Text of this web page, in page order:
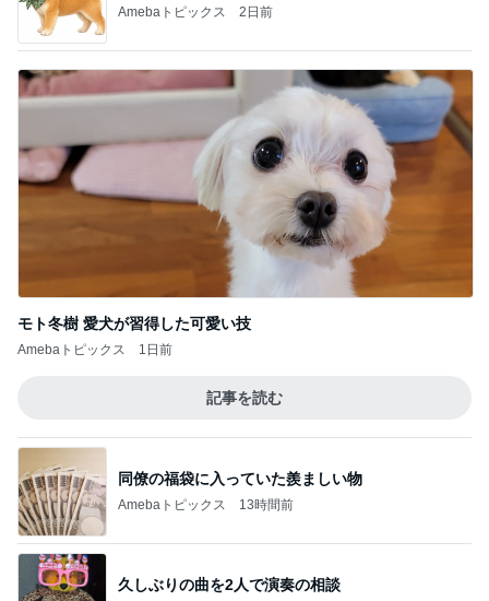
Amebaトピックス 2日前
モト冬樹 愛犬が習得した可愛い技
Amebaトピックス 1日前
記事を読む
同僚の福袋に入っていた羨ましい物
Amebaトピックス 13時間前
久しぶりの曲を2人で演奏の相談